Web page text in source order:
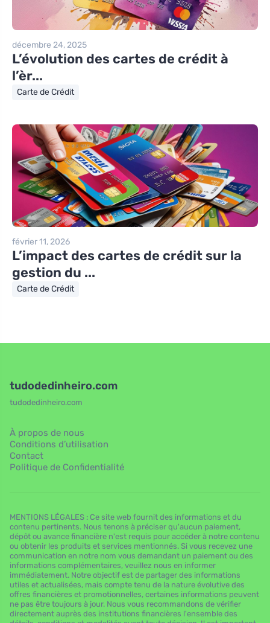
décembre 24, 2025
L’évolution des cartes de crédit à
l’èr...
Carte de Crédit
février 11, 2026
L’impact des cartes de crédit sur la
gestion du ...
Carte de Crédit
tudodedinheiro.com
tudodedinheiro.com
À propos de nous
Conditions d’utilisation
Contact
Politique de Confidentialité
MENTIONS LÉGALES : Ce site web fournit des informations et du
contenu pertinents. Nous tenons à préciser qu'aucun paiement,
dépôt ou avance financière n'est requis pour accéder à notre contenu
ou obtenir les produits et services mentionnés. Si vous recevez une
communication en notre nom vous demandant un paiement ou des
informations complémentaires, veuillez nous en informer
immédiatement. Notre objectif est de partager des informations
utiles et actualisées, mais compte tenu de la nature évolutive des
offres financières et promotionnelles, certaines informations peuvent
ne pas être toujours à jour. Nous vous recommandons de vérifier
directement auprès des institutions financières l'ensemble des